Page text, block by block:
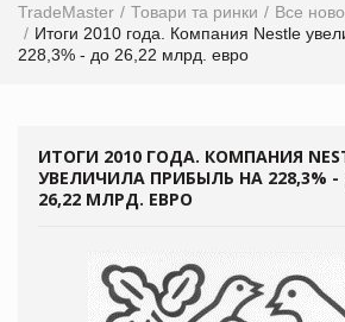
TradeMaster Товари та ринки
Все
Итоги 2010 года. Компания Nestle
228,3% - до 26,22 млрд. евро
ИТОГИ 2010 ГОДА. КОМПАНИЯ
УВЕЛИЧИЛА ПРИБЫЛЬ НА 228,3%
26,22 МЛРД. ЕВРО